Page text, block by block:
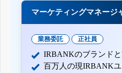
マーケティングマネージ
業務委託 正社員
IRBANKのブランドと
百万人の現IRBANK